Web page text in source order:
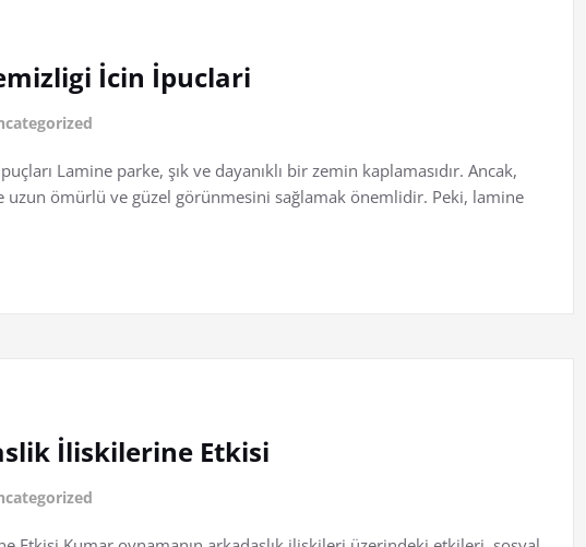
İcin İpuclari
Lamine parke, şık ve dayanıklı bir zemin kaplamasıdır. Ancak,
ömürlü ve güzel görünmesini sağlamak önemlidir. Peki, lamine
İliskilerine Etkisi